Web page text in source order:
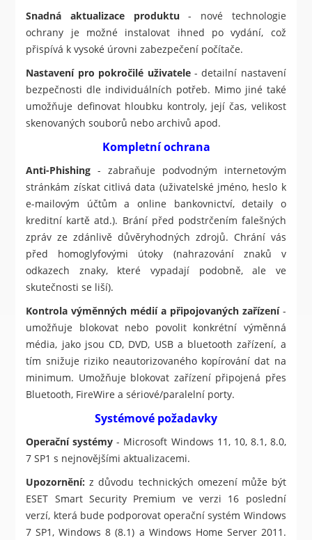
Snadná aktualizace produktu - nové technologie
ochrany je možné instalovat ihned po vydání, což
přispívá k vysoké úrovni zabezpečení počítače.
Nastavení pro pokročilé uživatele- detailní nastavení
bezpečnosti dle individuálních potřeb. Mimo jiné také
umožňuje definovat hloubku kontroly, její čas, velikost
skenovaných souborů nebo archivů apod.
Kompletní ochrana
Anti-Phishing - zabraňuje podvodným internetovým
stránkám získat citlivá data (uživatelské jméno, heslo k
e-mailovým účtům a online bankovnictví, detaily o
kreditní kartě atd.). Brání před podstrčením falešných
zpráv ze zdánlivě důvěryhodných zdrojů. Chrání vás
před homoglyfovými útoky (nahrazování znaků v
odkazech znaky, které vypadají podobně, ale ve
skutečnosti se liší).
Kontrola výměnných médií a připojovaných zařízení-
umožňuje blokovat nebo povolit konkrétní výměnná
média, jako jsou CD, DVD, USB a bluetooth zařízení, a
tím snižuje riziko neautorizovaného kopírování dat na
minimum. Umožňuje blokovat zařízení připojená přes
Bluetooth, FireWire a sériové/paralelní porty.
Systémové požadavky
Operační systémy - Microsoft Windows 11, 10, 8.1, 8.0,
7 SP1 s nejnovějšími aktualizacemi.
Upozornění: z důvodu technických omezení může být
ESET Smart Security Premium ve verzi 16 poslední
verzí, která bude podporovat operační systém Windows
7 SP1, Windows 8 (8.1) a Windows Home Server 2011.